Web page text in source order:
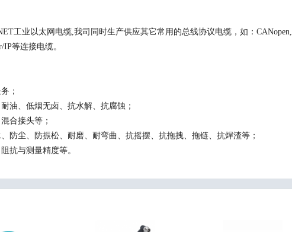
工业以太网电缆,我司同时生产供应其它常用的总线协议电缆，如：CANopen,
等连接电缆。
；
油、低烟无卤、抗水解、抗腐蚀；
合接头等；
防尘、防振松、耐磨、耐弯曲、抗摇摆、抗拖拽、拖链、抗焊渣等；
抗与测量精度等。